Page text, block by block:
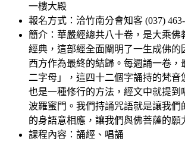
一樓大殿
報名方式：洽竹南分會知客 (037)
簡介：華嚴經總共八十卷，是大乘佛
經典，這部經全面闡明了一生成佛的
西方作為最終的結歸。每週誦一卷，
二字母」，這四十二個字誦持的梵音
也是一種修行的方法，經文中就提到
波羅蜜門。我們持誦咒語就是讓我們
的身語意相應，讓我們與佛菩薩的願
課程內容：誦經、唱誦